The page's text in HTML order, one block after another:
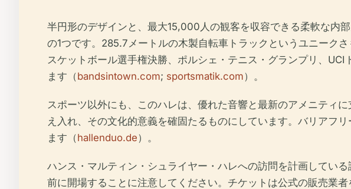
半円形のデザインと、最大15,000人の観客を収容できる柔軟な内
の1つです。285.7メートルの木製自転車トラックというユニーク
スケットボール選手権決勝、ポルシェ・テニス・グランプリ、
ます（bandsintown.com; sportsmatik.com）。
スポーツ以外にも、このハレは、優れた音響と最新のアメニティ
え入れ、その文化的意義を確固たるものにしています。バリアフ
ます（hallenduo.de）。
ハンス・マルティン・シュライヤー・ハレへの訪問を計画してい
前に開場することに注意してください。チケットは公式の販売業